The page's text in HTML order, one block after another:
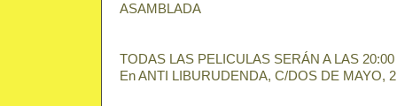
ASAMBLADA
TODAS LAS PELICULAS SERÁN A LAS
En ANTI LIBURUDENDA, C/DOS DE MAYO,